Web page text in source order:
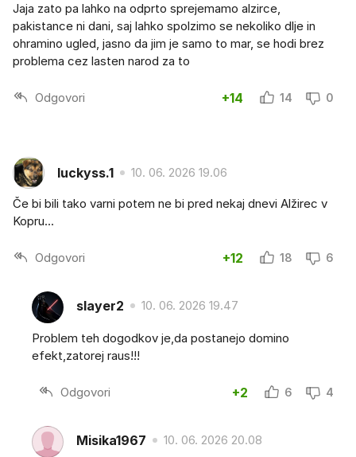
Jaja zato pa lahko na odprto sprejemamo alzirce,
pakistance ni dani, saj lahko spolzimo se nekoliko dlje in
ohramino ugled, jasno da jim je samo to mar, se hodi brez
problema cez lasten narod za to
Odgovori +14 14 0
luckyss.1 10. 06. 2026 19.06
Če bi bili tako varni potem ne bi pred nekaj dnevi Alžirec v
Kopru...
Odgovori +12 18 6
slayer2 10. 06. 2026 19.47
Problem teh dogodkov je,da postanejo domino
efekt,zatorej raus!!!
Odgovori +2 6 4
Misika1967 10. 06. 2026 20.08